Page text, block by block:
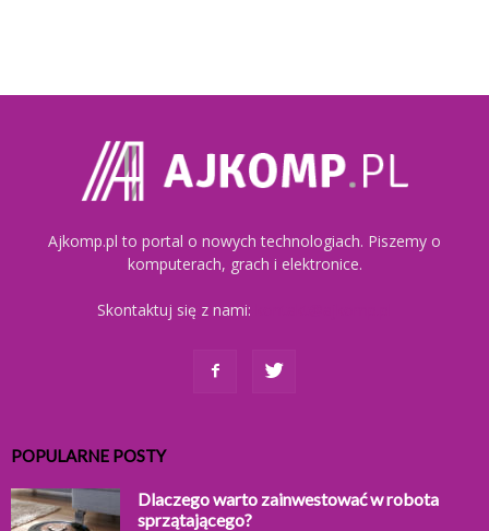
Ajkomp.pl to portal o nowych technologiach. Piszemy o
komputerach, grach i elektronice.
Skontaktuj się z nami:
POPULARNE POSTY
Dlaczego warto zainwestować w robota
sprzątającego?